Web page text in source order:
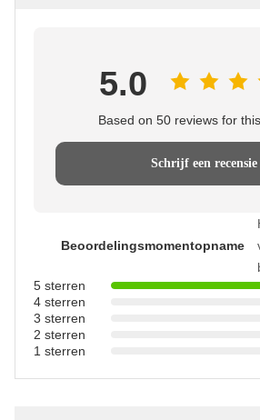
5.0
Based on 50 reviews for
Schrijf een recensie
Beoordelingsmomentopname
5 sterren
4 sterren
3 sterren
2 sterren
1 sterren